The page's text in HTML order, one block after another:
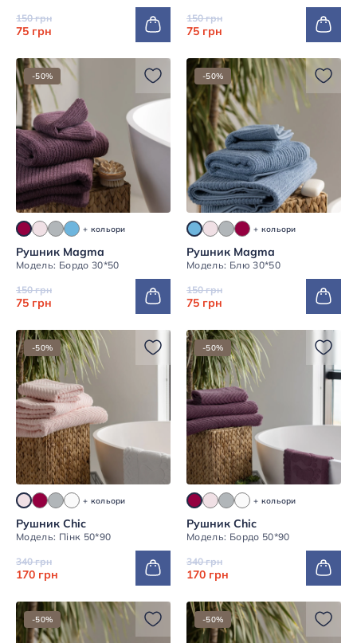
150 грн
75 грн
150 грн
75 грн
-50%
+ кольори
Рушник Magma
Модель: Бордо 30*50
150 грн
75 грн
-50%
+ кольори
Рушник Magma
Модель: Блю 30*50
150 грн
75 грн
-50%
+ кольори
Рушник Chic
Модель: Пінк 50*90
340 грн
170 грн
-50%
+ кольори
Рушник Chic
Модель: Бордо 50*90
340 грн
170 грн
-50% -50%